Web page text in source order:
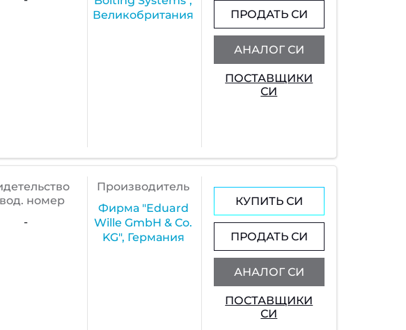
Великобритания
ПРОДАТЬ СИ
АНАЛОГ СИ
ПОСТАВЩИКИ
СИ
номер
-
Производитель
Фирма "Eduard
Wille GmbH & Co.
KG", Германия
КУПИТЬ СИ
ПРОДАТЬ СИ
АНАЛОГ СИ
ПОСТАВЩИКИ
СИ